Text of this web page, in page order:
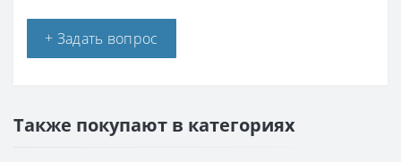
+ Задать вопрос
Также покупают в категориях